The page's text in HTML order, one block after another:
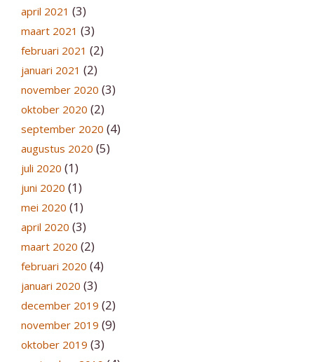
april 2021 (3)
maart 2021 (3)
februari 2021 (2)
januari 2021 (2)
november 2020 (3)
oktober 2020 (2)
september 2020 (4)
augustus 2020 (5)
juli 2020 (1)
juni 2020 (1)
mei 2020 (1)
april 2020 (3)
maart 2020 (2)
februari 2020 (4)
januari 2020 (3)
december 2019 (2)
november 2019 (9)
oktober 2019 (3)